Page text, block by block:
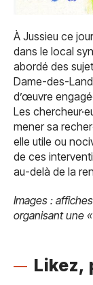
À Jussieu ce
dans le local
abordé des
Dame-des-
d’œuvre
Les
mener sa
elle utile ou
de ces
au-delà de la
Images :
organisant une
Likez,